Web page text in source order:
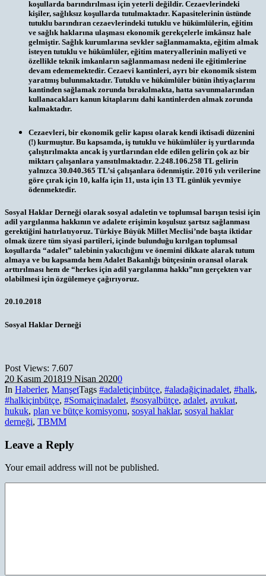
koşullarda barındırılması için yeterli değildir. Cezaevlerindeki
kişiler, sağlıksız koşullarda tutulmaktadır. Kapasitelerinin üstünde
tutuklu barındıran cezaevlerindeki tutuklu ve hükümlülerin, eğitim
ve sağlık haklarına ulaşması ekonomik gerekçelerle imkânsız hale
gelmiştir. Sağlık kurumlarına sevkler sağlanmamakta, eğitim almak
isteyen tutuklu ve hükümlüler, eğitim materyallerinin maliyeti ve
özellikle teknik imkanların sağlanmaması nedeni ile eğitimlerine
devam edememektedir. Cezaevi kantinleri, ayrı bir ekonomik sistem
yaratmış bulunmaktadır. Tutuklu ve hükümlüler bütün ihtiyaçlarını
kantinden sağlamak zorunda bırakılmakta, hatta savunmalarından
kullanacakları kanun kitaplarını dahi kantinlerden almak zorunda
kalmaktadır.
Cezaevleri, bir ekonomik gelir kapısı olarak kendi iktisadi düzenini
(!) kurmuştur. Bu kapsamda, iş tutuklu ve hükümlüler iş yurtlarında
çalıştırılmakta ancak iş yurtlarından elde edilen gelirin çok az bir
miktarı çalışanlara yansıtılmaktadır. 2.248.106.258 TL gelirin
yalnızca 30.040.365 TL’si çalışanlara ödenmiştir. 2016 yılı verilerine
göre çırak için 10, kalfa için 11, usta için 13 TL günlük yevmiye
ödenmektedir.
Sosyal Haklar Derneği olarak sosyal adaletin ve toplumsal barışın tesisi için
adil yargılanma hakkının ve adalete erişimin koşulsuz şartsız sağlanması
gerektiğini hatırlatıyoruz. Türkiye Büyük Millet Meclisi’nde başta iktidar
olmak üzere tüm siyasi partileri, içinde bulunduğu kırılgan toplumsal
koşullarda “adalet” talebinin yakıcılığını ve önemini dikkate alarak tutum
almaya ve bu kapsamda hem Adalet Bakanlığı bütçesinin oransal olarak
arttırılması hem de “herkes için adil yargılanma hakkı”nın gerçekten var
olabilmesi için özgülemeye çağırıyoruz.
20.10.2018
Sosyal Haklar Derneği
Post Views: 7.607
20 Kasım 201819 Nisan 20200
In Haberler, ManşetTags #adaletiçinbütçe, #aladağiçinadalet, #halk,
#halkiçinbütçe, #Somaiçinadalet, #sosyalbütçe, adalet, avukat,
hukuk, plan ve bütçe komisyonu, sosyal haklar, sosyal haklar
derneği, TBMM
Leave a Reply
Your email address will not be published.